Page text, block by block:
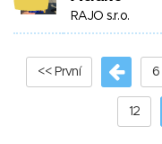
RAJO s.r.o.
<< První 6
12